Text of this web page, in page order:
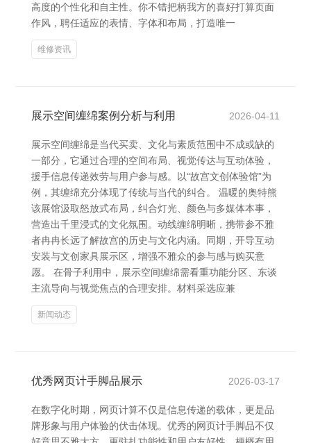
高度的个性化和自主性。你不错把柄我方的喜好打算页面
作风，聘任适应的表情、字体和布局，打造唯一
维修资讯
展示空间缠绵案例分析与利用 2026-04-11
展示空间缠绵是当代买卖、文化与素质范围中不成或缺的
一部分，它通过合理的空间布局、视觉传达与互动体验，
援手信息传递效劳与用户参与感。以“故宫文创体验馆”为
例，其缠绵充分体现了传统与当代的纠合。 温暖的奥特熊
该展馆汲取怒放式布局，纠合灯光、颜色与多媒体本事，
营造出千里浸式的文化氛围。动线缠绵明晰，携带参不雅
者冉冉长远了解故宫的历史与文化内涵。同期，开导互动
安装与文创家具展示区，增强不雅众的参与感与购买意
愿。 在骨子利用中，展示空间缠绵需看重功能分区、东谈
主流导向与视觉焦点的合理安排。材料采选应兼
新闻动态
优秀网页计手脚品展示 2026-03-17
在数字化时期，网页计算不仅是信息传递的载体，更是品
牌形象与用户体验的伏击体现。优秀的网页计手脚品不仅